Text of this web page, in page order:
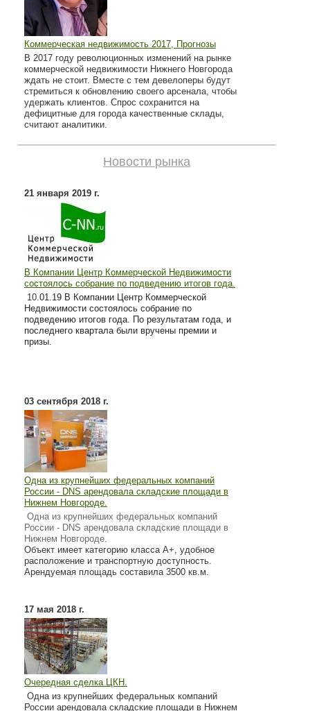
Коммерческая недвижимость 2017, Прогнозы
В 2017 году революционных изменений на рынке
коммерческой недвижимости Нижнего Новгорода
ждать не стоит. Вместе с тем девелоперы будут
стремиться к обновлению своего арсенала, чтобы
удержать клиентов. Спрос сохранится на
дефицитные для города качественные склады,
считают аналитики.
Новости рынка
21 января 2019 г.
В Компании Центр Коммерческой Недвижимости
состоялось собрание по подведению итогов года.
10.01.19 В Компании Центр Коммерческой
Недвижимости состоялось собрание по
подведению итогов года. По результатам года, и
последнего квартала были вручены премии и
призы.
03 сентября 2018 г.
Одна из крупнейших федеральных компаний
России - DNS арендовала складские площади в
Нижнем Новгороде.
Одна из крупнейших федеральных компаний
России - DNS арендовала складские площади в
Нижнем Новгороде.
Объект имеет категорию класса А+, удобное
расположение и транспортную доступность.
Арендуемая площадь составила 3500 кв.м.
17 мая 2018 г.
Очередная сделка ЦКН.
Одна из крупнейших федеральных компаний
России арендовала складские площади в Нижнем